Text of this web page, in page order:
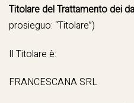
Titolare del Trattamento dei
prosieguo: “Titolare”)
Il Titolare è:
FRANCESCANA SRL